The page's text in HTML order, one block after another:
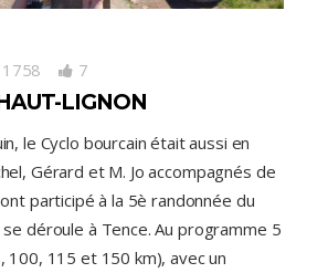
1758 7
LIGNON
le Cyclo bourcain était aussi en
Gérard et M. Jo accompagnés de
participé à la 5è randonnée du
déroule à Tence. Au programme 5
100, 115 et 150 km), avec un